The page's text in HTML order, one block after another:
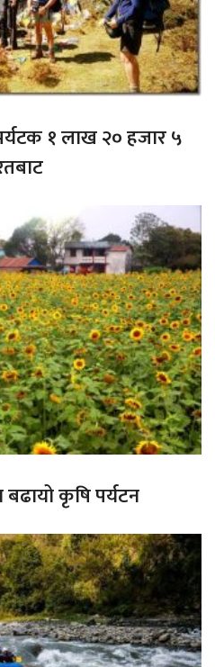
१ लाख २० हजार ५
कृषि पर्यटन